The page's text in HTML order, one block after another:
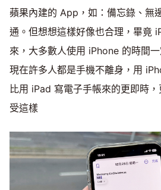
蘋果內建的 App，如：備忘錄、無
通。但想想這樣好像也合理，畢竟
來，大多數人使用 iPhone 的時間
現在許多人都是手機不離身，用
比用 iPad 寫電子手帳來的更即時
受這樣